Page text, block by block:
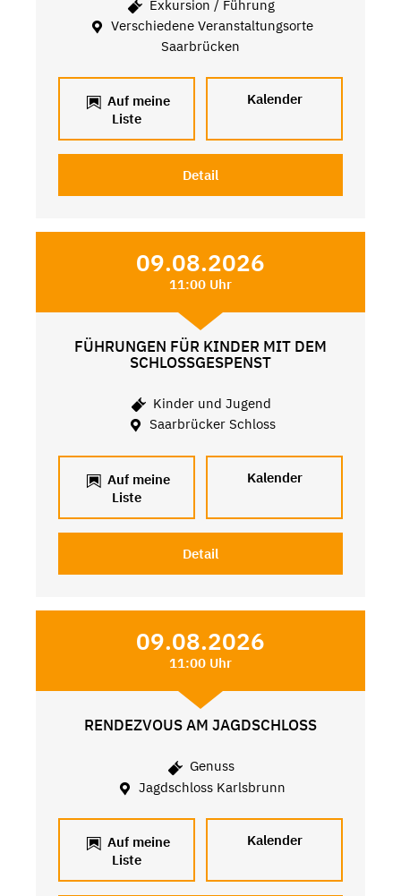
Exkursion / Führung
Verschiedene Veranstaltungsorte
Saarbrücken
Auf meine
Liste
Kalender
Detail
09.08.2026
11:00 Uhr
FÜHRUNGEN FÜR KINDER MIT DEM
SCHLOSSGESPENST
Kinder und Jugend
Saarbrücker Schloss
Auf meine
Liste
Kalender
Detail
09.08.2026
11:00 Uhr
RENDEZVOUS AM JAGDSCHLOSS
Genuss
Jagdschloss Karlsbrunn
Auf meine
Liste
Kalender